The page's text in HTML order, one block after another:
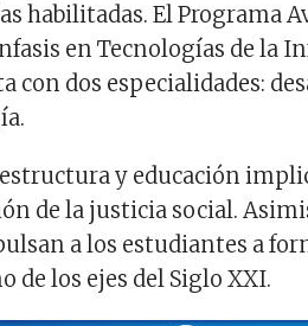
habilitadas. El Programa
en Tecnologías de la
con dos especialidades:
y educación
de la justicia social.
a los estudiantes a
de los ejes del Siglo XXI.